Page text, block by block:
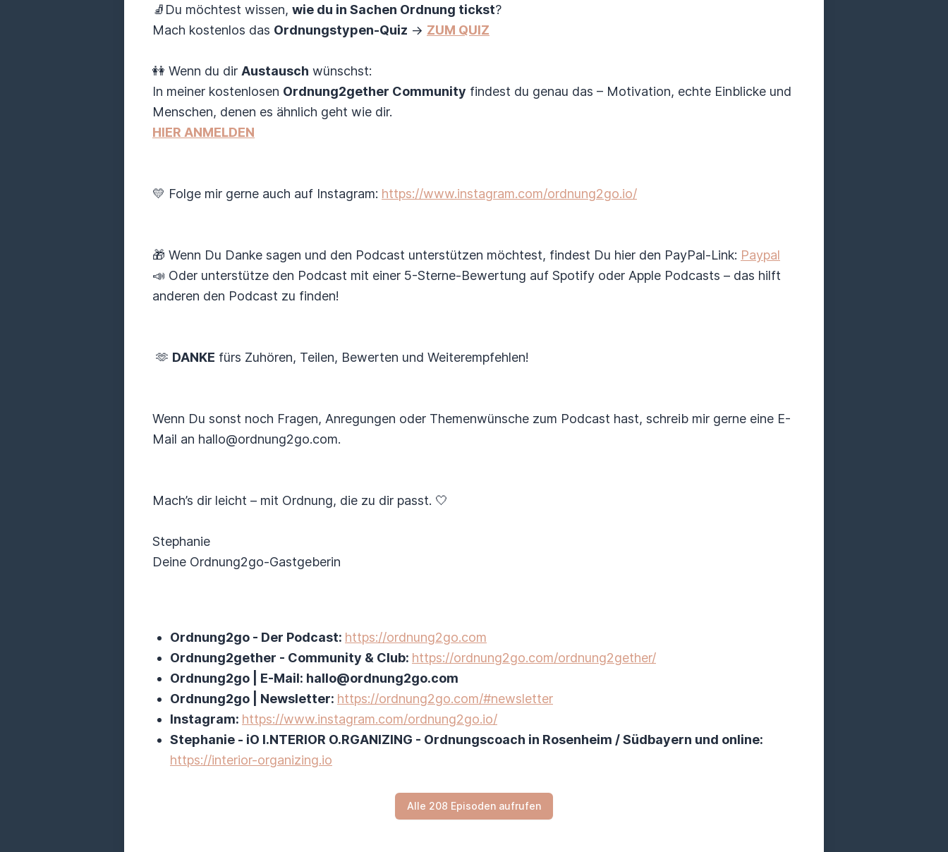
🧦Du möchtest wissen, wie du in Sachen Ordnung tickst?
Mach kostenlos das Ordnungstypen-Quiz → ZUM QUIZ
👭 Wenn du dir Austausch wünschst:
In meiner kostenlosen Ordnung2gether Community findest du genau das – Motivation, echte Einblicke und
Menschen, denen es ähnlich geht wie dir.
HIER ANMELDEN
💛 Folge mir gerne auch auf Instagram: https://www.instagram.com/ordnung2go.io/
🎁 Wenn Du Danke sagen und den Podcast unterstützen möchtest, findest Du hier den PayPal-Link: Paypal
📣 Oder unterstütze den Podcast mit einer 5-Sterne-Bewertung auf Spotify oder Apple Podcasts – das hilft
anderen den Podcast zu finden!
🫶 DANKE fürs Zuhören, Teilen, Bewerten und Weiterempfehlen!
Wenn Du sonst noch Fragen, Anregungen oder Themenwünsche zum Podcast hast, schreib mir gerne eine E-
Mail an hallo@ordnung2go.com.
Mach’s dir leicht – mit Ordnung, die zu dir passt. 🤍
Stephanie
Deine Ordnung2go-Gastgeberin
Ordnung2go - Der Podcast: https://ordnung2go.com
Ordnung2gether - Community & Club: https://ordnung2go.com/ordnung2gether/
Ordnung2go | E-Mail: hallo@ordnung2go.com
Ordnung2go | Newsletter: https://ordnung2go.com/#newsletter
Instagram: https://www.instagram.com/ordnung2go.io/
Stephanie - iO I.NTERIOR O.RGANIZING - Ordnungscoach in Rosenheim / Südbayern und online:
https://interior-organizing.io
Alle 208 Episoden aufrufen